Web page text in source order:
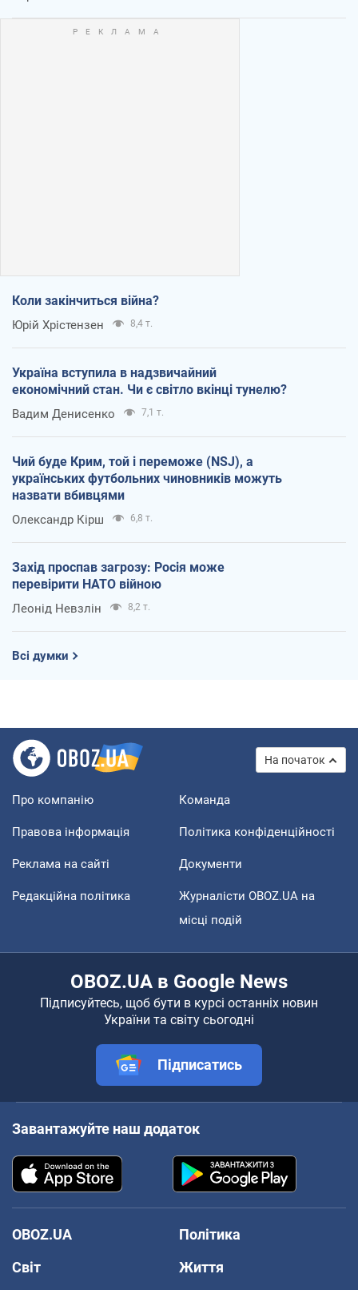
Коли закінчиться війна?
Юрій Хрістензен 8,4 т.
Україна вступила в надзвичайний
економічний стан. Чи є світло вкінці тунелю?
Вадим Денисенко 7,1 т.
Чий буде Крим, той і переможе (NSJ), а
українських футбольних чиновників можуть
назвати вбивцями
Олександр Кірш 6,8 т.
Захід проспав загрозу: Росія може
перевірити НАТО війною
Леонід Невзлін 8,2 т.
Всі думки
На початок
Про компанію Команда
Правова інформація Політика конфіденційності
Реклама на сайті Документи
Редакційна політика
Журналісти OBOZ.UA на
місці подій
OBOZ.UA в Google News
Підписуйтесь, щоб бути в курсі останніх новин
України та світу сьогодні
Підписатись
Завантажуйте наш додаток
OBOZ.UA
Політика
Світ
Життя